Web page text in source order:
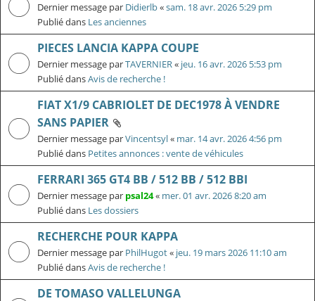
Dernier message par Didierlb«sam. 18 avr. 2026 5:29 pm
Publié dans Les anciennes
PIECES LANCIA KAPPA COUPE
Dernier message parTAVERNIER« jeu. 16 avr. 2026 5:53 pm
Publié dansAvis de recherche !
FIAT X1/9 CABRIOLET DE DEC1978 À VENDRE
SANS PAPIER
Dernier message parVincentsyl« mar. 14 avr. 2026 4:56 pm
Publié dans Petites annonces : vente de véhicules
FERRARI 365 GT4 BB / 512 BB / 512 BBI
Dernier message par psal24« mer. 01 avr. 2026 8:20 am
Publié dans Les dossiers
RECHERCHE POUR KAPPA
Dernier message par PhilHugot« jeu. 19 mars 2026 11:10 am
Publié dansAvis de recherche !
DE TOMASO VALLELUNGA